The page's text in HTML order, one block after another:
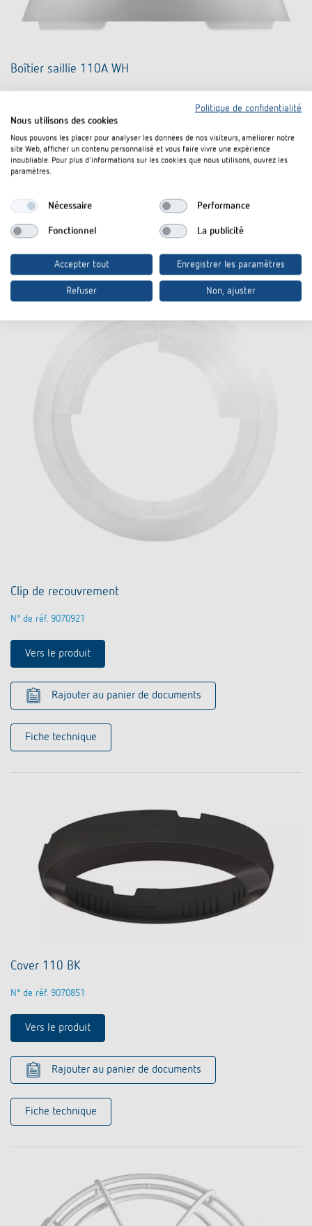
Boîtier saillie 110A WH
Fiche technique
Clip de recouvrement
N° de réf. 9070921
Vers le produit
Rajouter au panier de documents
Fiche technique
Cover 110 BK
N° de réf. 9070851
Vers le produit
Rajouter au panier de documents
Fiche technique
Politique de confidentialité
Nous utilisons des cookies
Nous pouvons les placer pour analyser les données de nos visiteurs, améliorer notre
site Web, afficher un contenu personnalisé et vous faire vivre une expérience
inoubliable. Pour plus d'informations sur les cookies que nous utilisons, ouvrez les
paramètres.
Nécessaire Performance
Fonctionnel La publicité
Accepter tout Enregistrer les paramètres
Refuser Non, ajuster